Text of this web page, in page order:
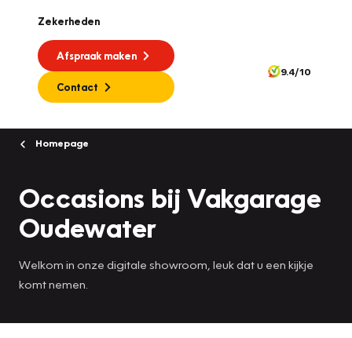
Zekerheden
Afspraak maken
Contact
9.4/10
Homepage
Occasions bij Vakgarage
Oudewater
Welkom in onze digitale showroom, leuk dat u een kijkje
komt nemen.